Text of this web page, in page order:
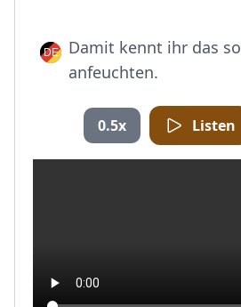
Damit kennt ihr das
anfeuchten.
0.5x Listen